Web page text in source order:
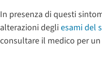
In presenza di questi
alterazioni degliesami del
consultare il medico per